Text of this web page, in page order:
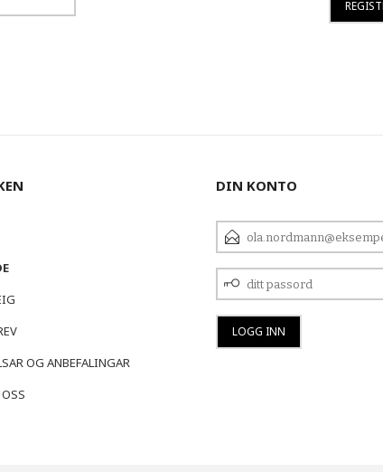
OG ANBEFALINGAR
DIN KONTO
E-
POSTADRESSE
DITT
PASSORD